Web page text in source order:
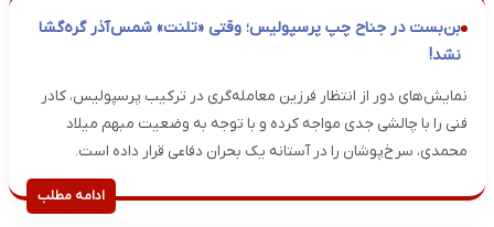
بن‌بست در جناح چپ پرسپولیس؛ وقتی «تلنت» شمس‌آذر گره‌گشا
نشد!
نمایش‌های دور از انتظار فرزین معامله‌گری در ترکیب پرسپولیس، کادر
فنی را با چالشی جدی مواجه کرده و با توجه به وضعیت مبهم میلاد
محمدی، سرخ‌پوشان را در آستانه یک بحران دفاعی قرار داده است.
ادامه مطلب